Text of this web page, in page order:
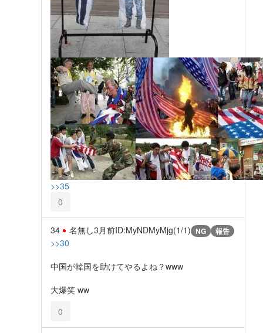
>>35
0
34 名無し3月前ID:MyNDMyMjg(1/1) NG 報告
>>30
中国が韓国を助けてやるよね？www
大爆笑 ww
0